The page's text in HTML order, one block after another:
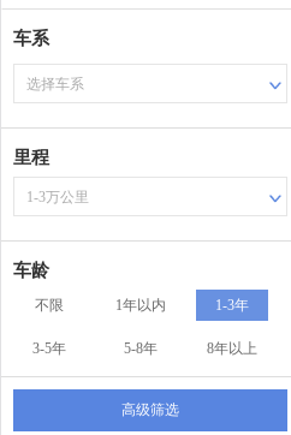
车系
选择车系
里程
1-3万公里
车龄
不限 1年以内 1-3年
3-5年 5-8年 8年以上
高级筛选